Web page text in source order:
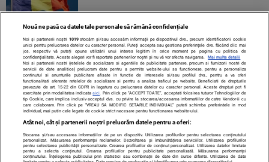
Contact Despre noi Termeni și condiții
Nouă ne pasă ca datele tale personale să rămână confidențiale
Noi și partenerii noștri 1019stocăm și/sau accesăm informații pe dispozitivul dvs., precum identificatorii cookie
unici pentru prelucrarea datelor cu caracter personal. Puteți accepta sau gestiona preferințele dvs. făcând clic mai
jos, respectiv vă puteți opune utilizării unui interes legitim în orice moment pe pagina cu politica de
confidențialitate. Aceste alegeri vor fi raportate partenerilor noștri și nu vă vor afecta navigarea.
Mai multe detalii
Noi si partenerii nostri (retelele de socializare si agentiile de publicitate partenere, precum si furnizorii nostri de
servicii de date analitice) prelucram date pentru a permite website-ului sa functioneze, pentru a personaliza
continutul si anunturile publicitare afisate in functie de interesele si/sau profilul dvs., pentru a va oferi
functionalitati aferente retelelor de socializare si pentru a analiza traficul pe website. Beneficiati de drepturile
prevazute de art. 15-22 din GDPR in legatura cu prelucrarea datelor cu caracter personal. Aceste drepturi pot fi
exercitate prin modalitatea indicataaici . Prin click pe “ACCEPT TOATE”, acceptati folosirea tuturor Tehnologiilor de
tip Cookie, care implica inclusiv acceptul dvs. cu privire la stocarea/accesarea informatiilor de catre Vendor-ii cu
care colaboram. Prin click pe “VREAU SA MODIFIC SETARILE INDIVIDUAL” puteti schimba preferintele in mod
individual, mai putin cele legate de cookie strict necesare pentru functionarea website-ului.
Atât noi, cât și partenerii noștri prelucrăm datele pentru a oferi:
Stocarea și/sau accesarea informațiilor de pe un dispozitiv. Utilizarea profilurilor pentru selectarea conținutului
personalizat. Măsurarea performanței reclamelor. Dezvoltarea și îmbunătățirea serviciilor. Utilizarea profilurilor
pentru selectarea publicității personalizate. Crearea profilurilor de conținut personalizat. Utilizarea datelor limitate
pentru a selecta conținutul. Crearea profilurilor pentru publicitate personalizată. Măsurarea performanței
conținutului. Înțelegerea publicului prin statistici sau combinații de date din surse diferite. Utilizarea de date